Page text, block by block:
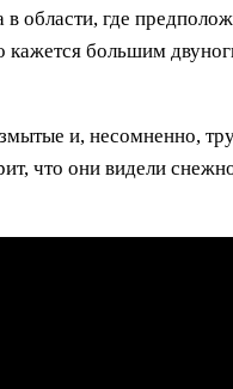
области, где
кажется большим
и, несомненно,
что они видели